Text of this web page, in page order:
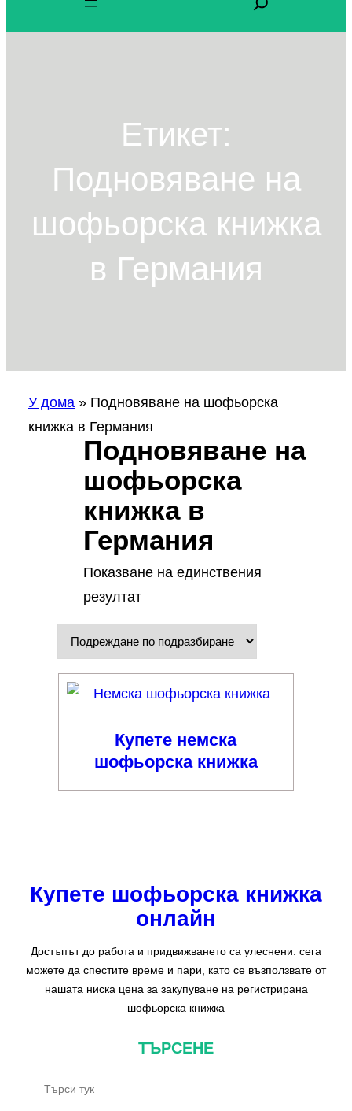
Етикет:
Подновяване на
шофьорска книжка
в Германия
У дома » Подновяване на шофьорска
книжка в Германия
Подновяване на
шофьорска
книжка в
Германия
Показване на единствения
резултат
Купете немска
шофьорска книжка
Купете шофьорска книжка
онлайн
Достъпът до работа и придвижването са улеснени. сега
можете да спестите време и пари, като се възползвате от
нашата ниска цена за закупуване на регистрирана
шофьорска книжка
ТЪРСЕНЕ